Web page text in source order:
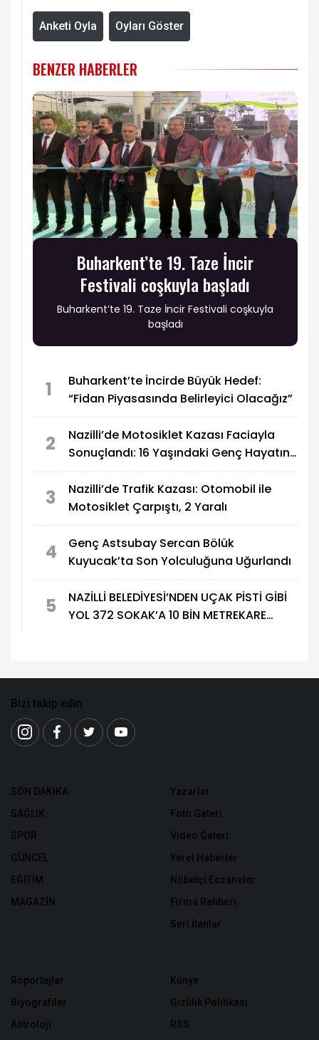
Anketi Oyla Oyları Göster
BENZER HABERLER
Buharkent’te 19. Taze İncir
Festivali coşkuyla başladı
Buharkent’te 19. Taze İncir Festivali coşkuyla
başladı
1
Buharkent’te İncirde Büyük Hedef:
“Fidan Piyasasında Belirleyici Olacağız”
2
Nazilli’de Motosiklet Kazası Faciayla
Sonuçlandı: 16 Yaşındaki Genç Hayatını
3
Nazilli’de Trafik Kazası: Otomobil ile
Motosiklet Çarpıştı, 2 Yaralı
4
Genç Astsubay Sercan Bölük
Kuyucak’ta Son Yolculuğuna Uğurlandı
5
NAZİLLİ BELEDİYESİ’NDEN UÇAK PİSTİ GİBİ
YOL 372 SOKAK’A 10 BİN METREKARE
Bizi takip edin
SON DAKİKA
SAĞLIK
SPOR
GÜNCEL
EĞİTİM
MAGAZİN
Yazarlar
Foto Galeri
Video Galeri
Yerel Haberler
Nöbetçi Eczaneler
Firma Rehberi
Seri İlanlar
Röportajlar
Biyografiler
Astroloji
Künye
Gizlilik Politikası
RSS